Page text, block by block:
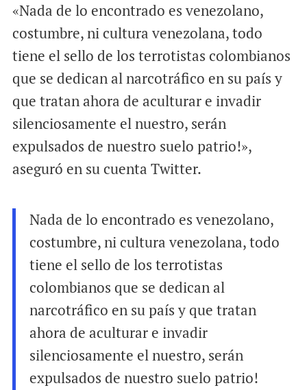
«Nada de lo encontrado es venezolano,
costumbre, ni cultura venezolana, todo
tiene el sello de los terrotistas colombianos
que se dedican al narcotráfico en su país y
que tratan ahora de aculturar e invadir
silenciosamente el nuestro, serán
expulsados de nuestro suelo patrio!»,
aseguró en su cuenta Twitter.
Nada de lo encontrado es venezolano,
costumbre, ni cultura venezolana, todo
tiene el sello de los terrotistas
colombianos que se dedican al
narcotráfico en su país y que tratan
ahora de aculturar e invadir
silenciosamente el nuestro, serán
expulsados de nuestro suelo patrio!